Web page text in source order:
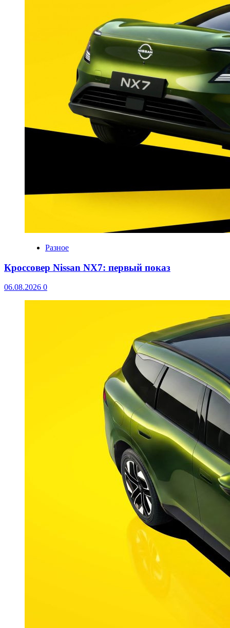
Разное
Кроссовер Nissan NX7: первый показ
06.08.2026 0